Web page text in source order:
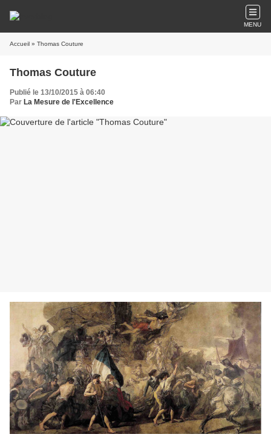
MENU
Accueil » Thomas Couture
Thomas Couture
Publié le 13/10/2015 à 06:40
Par La Mesure de l'Excellence